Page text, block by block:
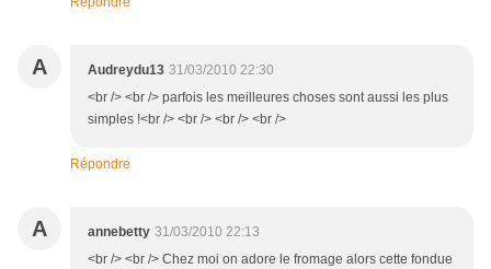
A Audreydu13 31/03/2010 22:30
<br /> <br /> parfois les meilleures choses sont aussi les plus
simples !<br /> <br /> <br /> <br />
Répondre
A annebetty 31/03/2010 22:13
<br /> <br /> Chez moi on adore le fromage alors cette fondue